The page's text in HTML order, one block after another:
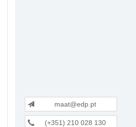
maat@edp.pt
(+351) 210 028 130